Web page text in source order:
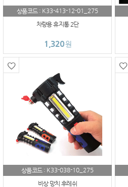
상품코드 : K33-413-12-01_275
차량용 휴지통 2단
1,320원
상품코드 : K33-038-10_275
비상 망치 후레쉬